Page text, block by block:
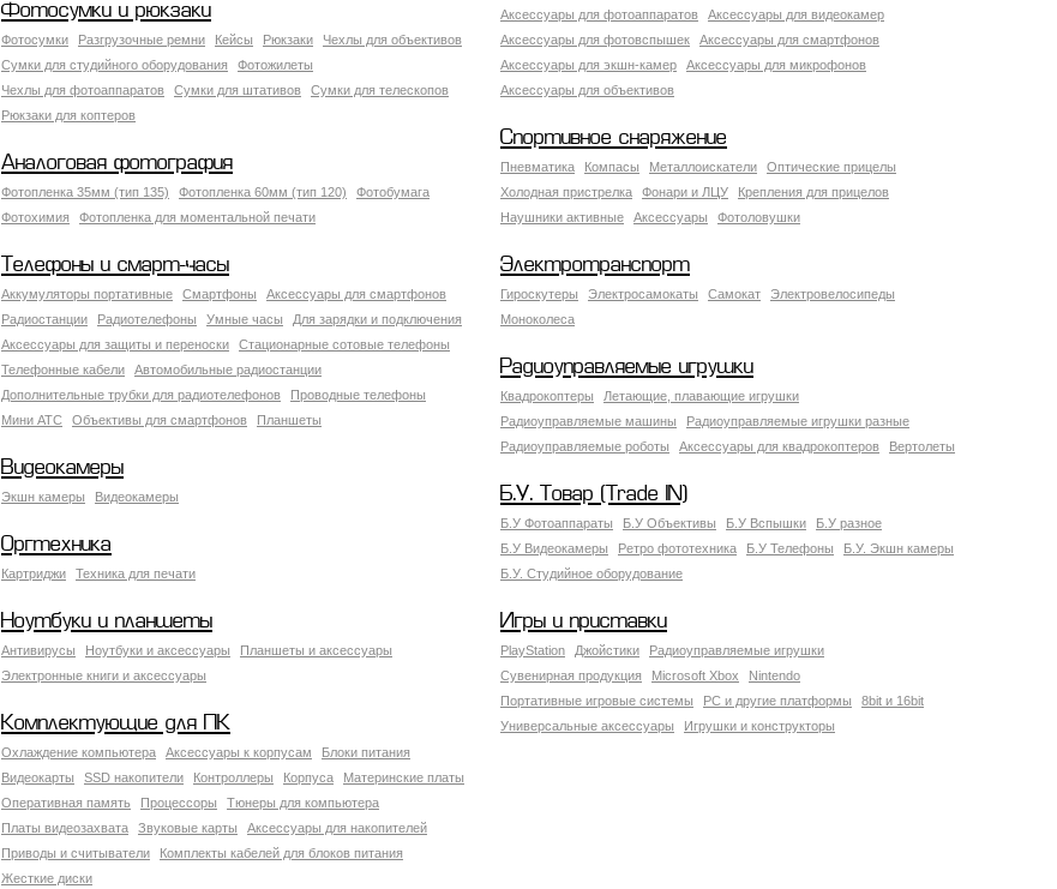
Аксессуары для фотоаппаратов
Аксессуары для видеокамер
Аксессуары для фотовспышек
Аксессуары для смартфонов
Аксессуары для экшн-камер
Аксессуары для микрофонов
Аксессуары для объективов
Фотосумки и рюкзаки
Фотосумки Разгрузочные ремни Кейсы Рюкзаки
Чехлы для объективов
Сумки для студийного оборудования
Фотожилеты
Чехлы для фотоаппаратов
Сумки для штативов
Сумки для телескопов
Рюкзаки для коптеров
Спортивное снаряжение
Пневматика Компасы Металлоискатели
Оптические прицелы
Холодная пристрелка
Фонари и ЛЦУ
Крепления для прицелов
Наушники активные
Аксессуары Фотоловушки
Аналоговая фотография
Фотопленка 35мм (тип 135) Фотопленка 60мм (тип 120)
Фотобумага
Фотохимия
Фотопленка для моментальной печати
Телефоны и смарт-часы
Аккумуляторы портативные Смартфоны
Аксессуары для смартфонов
Радиостанции
Радиотелефоны Умные часы
Для зарядки и подключения
Аксессуары для защиты и переноски
Стационарные сотовые телефоны
Телефонные кабели
Автомобильные радиостанции
Дополнительные трубки для радиотелефонов
Проводные телефоны
Мини АТС
Объективы для смартфонов Планшеты
Электротранспорт
Гироскутеры Электросамокаты Самокат
Электровелосипеды
Моноколеса
Радиоуправляемые игрушки
Квадрокоптеры
Летающие, плавающие игрушки
Радиоуправляемые машины
Радиоуправляемые игрушки разные
Радиоуправляемые роботы
Аксессуары для квадрокоптеров Вертолеты
Видеокамеры
Экшн камеры Видеокамеры Б.У. Товар (Trade IN)
Б.У Фотоаппараты Б.У Объективы Б.У Вспышки
Б.У разное
Б.У Видеокамеры
Ретро фототехника Б.У Телефоны
Б.У. Экшн камеры
Б.У. Студийное оборудование
Оргтехника
Картриджи Техника для печати
Ноутбуки и планшеты
Антивирусы Ноутбуки и аксессуары
Планшеты и аксессуары
Электронные книги и аксессуары
Игры и приставки
PlayStation Джойстики
Радиоуправляемые игрушки
Сувенирная продукция
Microsoft Xbox
Nintendo
Портативные игровые системы
PC и другие платформы
8bit и 16bit
Универсальные аксессуары
Игрушки и конструкторы
Комплектующие для ПК
Охлаждение компьютера Аксессуары к корпусам
Блоки питания
Видеокарты
SSD накопители Контроллеры Корпуса
Материнские платы
Оперативная память
Процессоры
Тюнеры для компьютера
Платы видеозахвата
Звуковые карты
Аксессуары для накопителей
Приводы и считыватели
Комплекты кабелей для блоков питания
Жесткие диски